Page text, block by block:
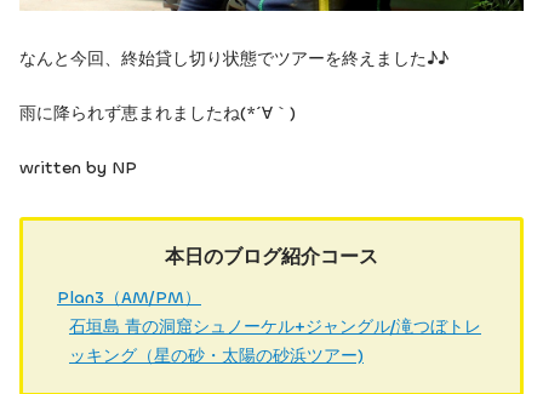
なんと今回、終始貸し切り状態でツアーを終えました♪♪
雨に降られず恵まれましたね(*´∀｀)
written by NP
本日のブログ紹介コース
Plan3（AM/PM）
石垣島 青の洞窟シュノーケル+ジャングル/滝つぼトレ
ッキング（星の砂・太陽の砂浜ツアー)